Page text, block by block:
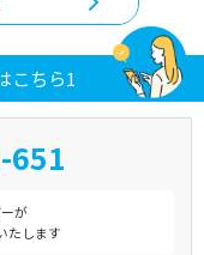
こちら1
651
が
たします